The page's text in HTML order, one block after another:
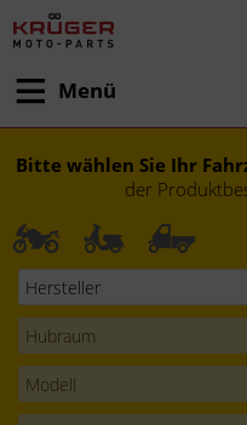
Menü
Bitte wählen Sie Ihr
der